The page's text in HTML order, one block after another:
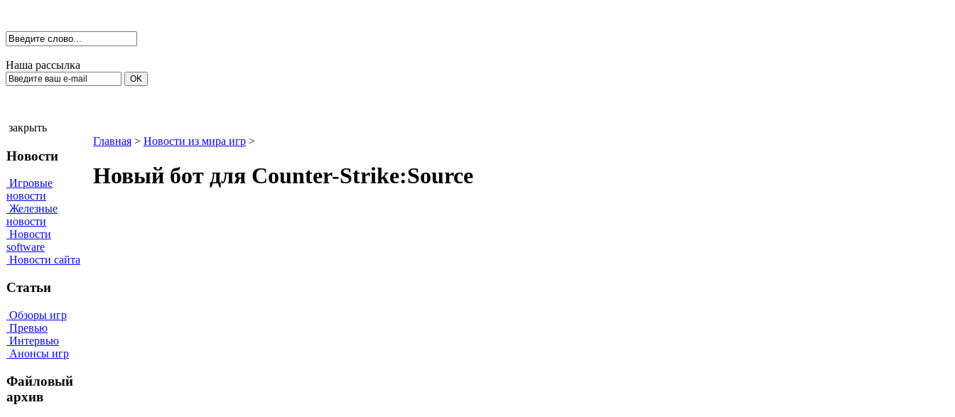
Наша рассылка
закрыть
Новости
Игровые
новости
Железные
новости
Новости
software
Новости сайта
Статьи
Обзоры игр
Превью
Интервью
Анонсы игр
Файловый
архив
Главная > Новости из мира игр >
Новый бот для Counter-Strike:Source